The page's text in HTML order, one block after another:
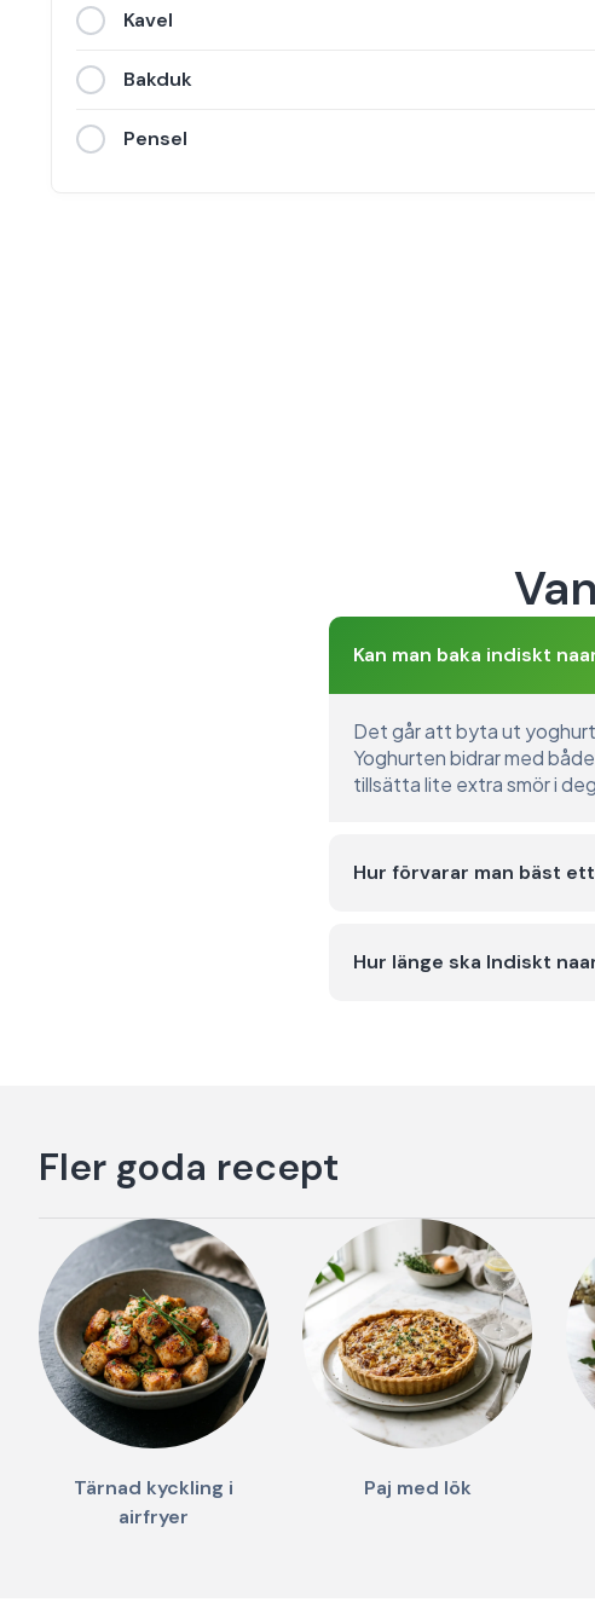
Kavel
Bakduk
Pensel
Kan man baka indiskt
Det går att byta ut
Yoghurten bidrar med
tillsätta lite extra smör i
Hur förvarar man bäst
Hur länge ska Indiskt
Fler goda recept
Tärnad kyckling i
airfryer
Paj med lök